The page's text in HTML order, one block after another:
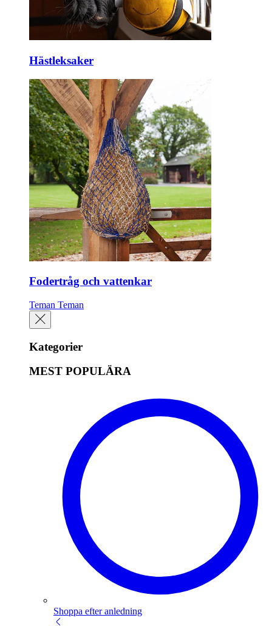
Hästleksaker
Fodertråg och vattenkar
Teman Teman
Kategorier
MEST POPULÄRA
Shoppa efter anledning